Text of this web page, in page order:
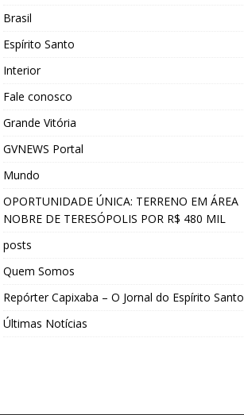
Brasil
Espírito Santo
Interior
Fale conosco
Grande Vitória
GVNEWS Portal
Mundo
OPORTUNIDADE ÚNICA: TERRENO EM ÁREA
NOBRE DE TERESÓPOLIS POR R$ 480 MIL
posts
Quem Somos
Repórter Capixaba – O Jornal do Espírito Santo
Últimas Notícias